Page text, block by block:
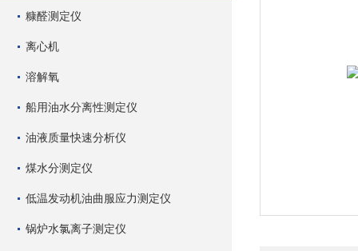
糠醛测定仪
离心机
溶解氧
船用油水分离性测定仪
油液质量快速分析仪
煤水分测定仪
低温发动机油曲服应力测定仪
锅炉水氯离子测定仪